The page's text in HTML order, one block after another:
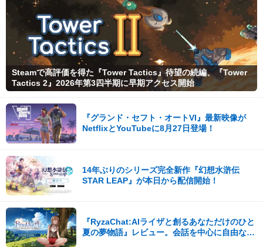
Steamで高評価を得た『Tower Tactics』待望の続編、『Tower
Tactics 2』2026年第3四半期に早期アクセス開始
『グランド・セフト・オートVI』最新映像が
NetflixとYouTubeに8月27日登場！
14年ぶりのシリーズ完全新作『幻想水滸伝
STAR LEAP』が本日から配信開始！
『RyzaChat:AIライザと創るあなただけのひと
夏の夢物語』レビュー。会話を中心に自由な冒